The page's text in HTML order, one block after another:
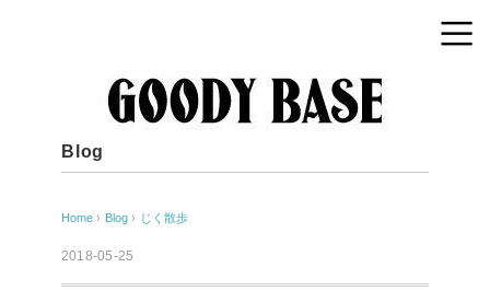
Blog
Home › Blog › じく散歩
2018-05-25